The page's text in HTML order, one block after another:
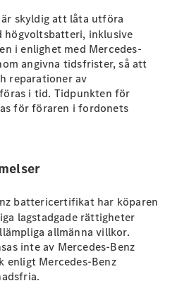
skyldig att låta utföra
högvoltsbatteri, inklusive
i enlighet med Mercedes-
angivna tidsfrister, så att
reparationer av
i tid. Tidpunkten för
för föraren i fordonets
battericertifikat har köparen
lagstadgade rättigheter
allmänna villkor.
inte av Mercedes-Benz
Mercedes-Benz